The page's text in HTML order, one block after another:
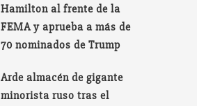
Hamilton al frente de la
FEMA y aprueba a más de
70 nominados de Trump
Arde almacén de gigante
minorista ruso tras el